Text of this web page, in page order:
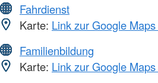
Fahrdienst
Karte: Link zur Google
Familienbildung
Karte: Link zur Google